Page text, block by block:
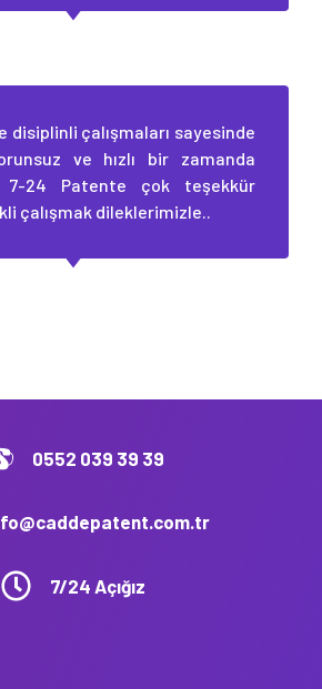
disiplinli çalışmaları sayesinde
ve hızlı bir zamanda
24 Patente çok teşekkür
çalışmak dileklerimizle..
0552 039 39 39
7/24 Açığız